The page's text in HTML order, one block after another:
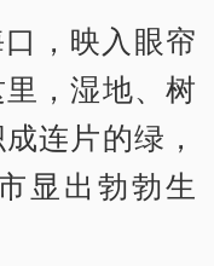
，映入眼帘
，湿地、树
连片的绿，
显出勃勃生